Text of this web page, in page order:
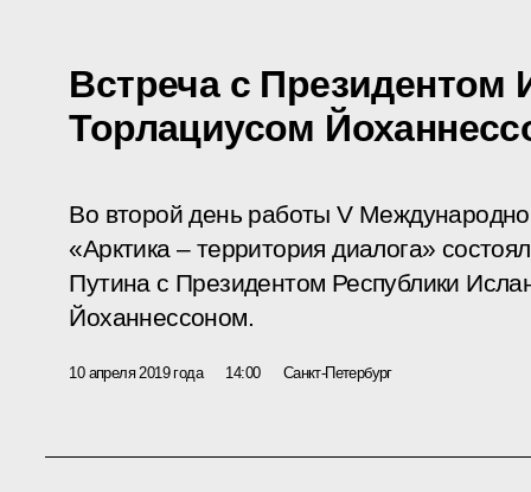
Встреча с Президентом
Торлациусом
Во второй день работы V
«Арктика – территория диалога»
Путина с Президентом Республики
Йоханнессоном.
10 апреля 2019 года 14:00 Санкт-Петербург